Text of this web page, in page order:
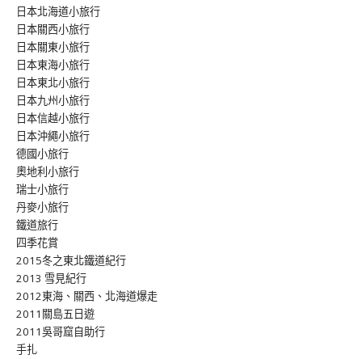
日本北海道小旅行
日本關西小旅行
日本關東小旅行
日本東海小旅行
日本東北小旅行
日本九州小旅行
日本信越小旅行
日本沖繩小旅行
德國小旅行
奧地利小旅行
瑞士小旅行
丹麥小旅行
鐵道旅行
四季花賞
2015冬之東北鐵道紀行
2013 雪見紀行
2012東海、關西、北海道爆走
2011關島五日遊
2011吳哥窟自助行
手扎